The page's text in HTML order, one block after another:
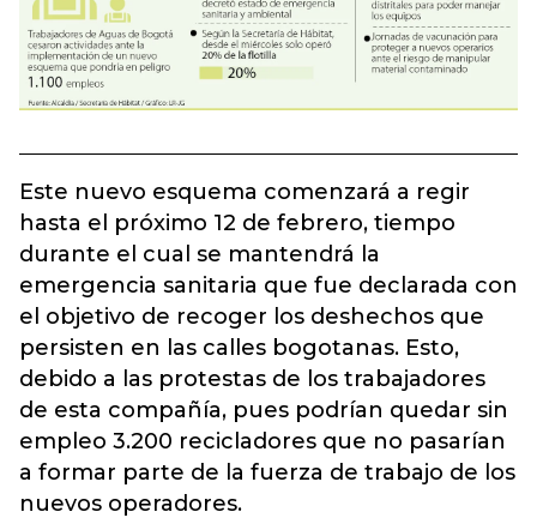
Este nuevo esquema comenzará a regir
hasta el próximo 12 de febrero, tiempo
durante el cual se mantendrá la
emergencia sanitaria que fue declarada con
el objetivo de recoger los deshechos que
persisten en las calles bogotanas. Esto,
debido a las protestas de los trabajadores
de esta compañía, pues podrían quedar sin
empleo 3.200 recicladores que no pasarían
a formar parte de la fuerza de trabajo de los
nuevos operadores.